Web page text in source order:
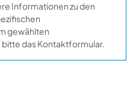
Informationen zu den
gewählten
das Kontaktformular.